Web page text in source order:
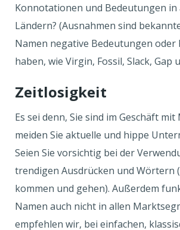
Konnotationen und Bedeutungen in
Ländern? (Ausnahmen sind
Namen negative Bedeutungen
haben, wie Virgin, Fossil, Slack, Gap
Zeitlosigkeit
Es sei denn, Sie sind im Geschäft
meiden Sie aktuelle und hippe
Seien Sie vorsichtig bei der
trendigen Ausdrücken und Wörtern
kommen und gehen). Außerdem
Namen auch nicht in allen
empfehlen wir, bei einfachen,